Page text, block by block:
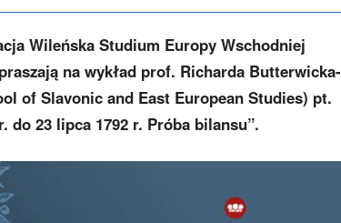
Wileńska Studium Europy Wschodniej
na wykład prof. Richarda Butterwicka-
of Slavonic and East European Studies) pt.
do 23 lipca 1792 r. Próba bilansu”.